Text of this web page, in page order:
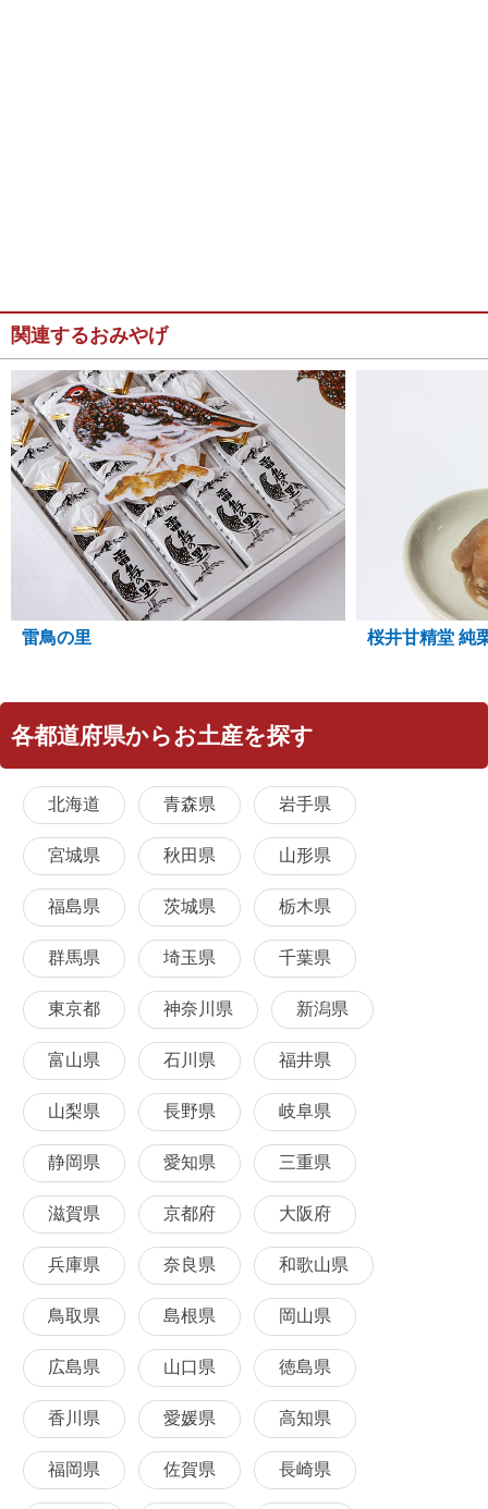
関連するおみやげ
雷鳥の里 桜井甘精堂 純
各都道府県からお土産を探す
北海道 青森県 岩手県
宮城県 秋田県 山形県
福島県 茨城県 栃木県
群馬県 埼玉県 千葉県
東京都 神奈川県 新潟県
富山県 石川県 福井県
山梨県 長野県 岐阜県
静岡県 愛知県 三重県
滋賀県 京都府 大阪府
兵庫県 奈良県 和歌山県
鳥取県 島根県 岡山県
広島県 山口県 徳島県
香川県 愛媛県 高知県
福岡県 佐賀県 長崎県